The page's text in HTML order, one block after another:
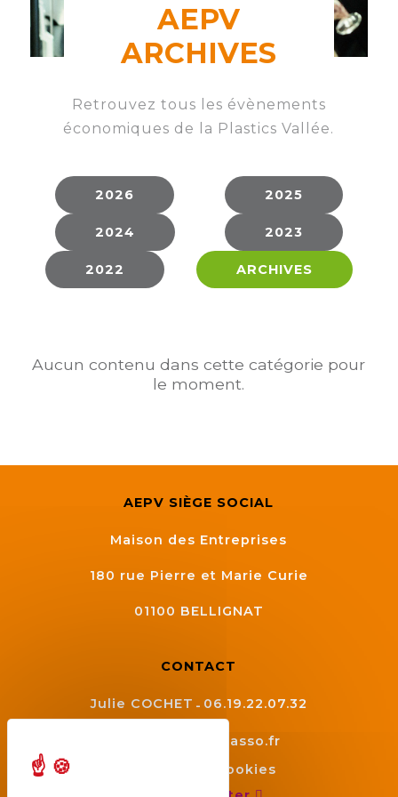
Ateliers
AEPV
managers
intermédiaires
féminin
inter-
l’industrie
Projets
Actualité
des
de
Industrie
Bâtiment
Dispositifs
partenaires
Offres
Proposer
une
privilège
CONTACT
AEPV
ARCHIVES
Retrouvez tous les évènements
économiques de la Plastics Vallée.
2026 2025
2024 2023
2022 ARCHIVES
Aucun contenu dans cette catégorie pour
le moment.
AEPV SIÈGE SOCIAL
Maison des Entreprises
180 rue Pierre et Marie Curie
01100 BELLIGNAT
CONTACT
Julie COCHET 06.19.22.07.32
contact@aepv.asso.fr
Gestion des cookies